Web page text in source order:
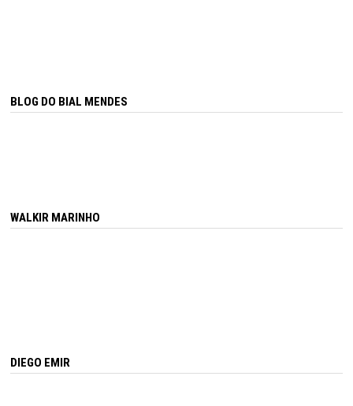
BLOG DO BIAL MENDES
WALKIR MARINHO
DIEGO EMIR